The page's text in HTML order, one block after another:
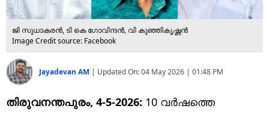
ജി സുധാകരൻ, ടി കെ ഗോവിന്ദൻ, വി കുഞ്ഞികൃഷ്ണൻ
Image Credit source: Facebook
Jayadevan AM | Updated On:04 May 2026 | 01:48 PM
തിരുവനന്തപുരം, 4-5-2026: 10 വര്‍ഷത്തെ